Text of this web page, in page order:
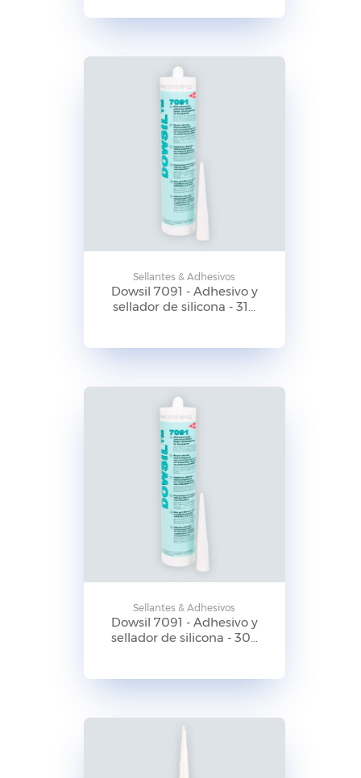
Sellantes & Adhesivos
Dowsil 7091 - Adhesivo y
sellador de silicona - 31...
Sellantes & Adhesivos
Dowsil 7091 - Adhesivo y
sellador de silicona - 30...